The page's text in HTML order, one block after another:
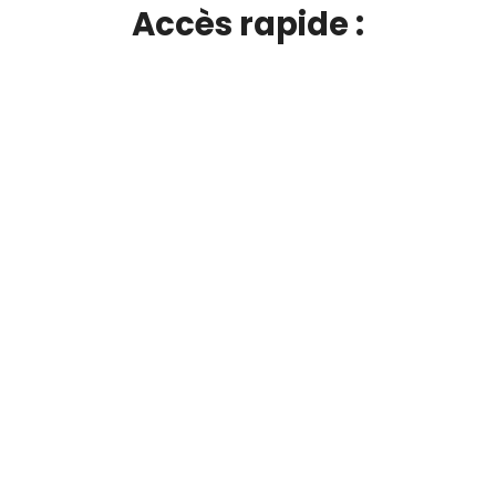
Accès rapide :